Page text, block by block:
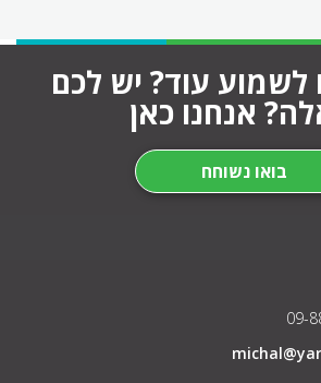
לשמוע עוד? יש לכם
אנחנו כאן
בואו נשוחח
09-